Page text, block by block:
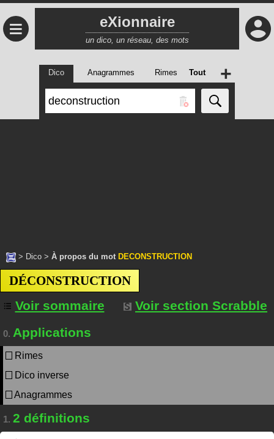
≡ eXionnaire
un dico, un réseau, des mots
Dico Anagrammes Rimes Tout +
> Dico > À propos du mot DECONSTRUCTION
DÉCONSTRUCTION
Voir sommaire
Voir section Scrabble
0. Applications
Rimes
Dico inverse
Anagrammes
1. 2 définitions